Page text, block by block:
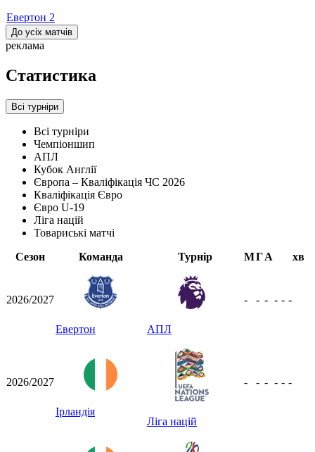
Евертон 2
До усіх матчів
реклама
Статистика
Всі турніри
Всі турніри
Чемпіоншип
АПЛ
Кубок Англії
Європа – Кваліфікація ЧС 2026
Кваліфікація Євро
Євро U-19
Ліга націй
Товариські матчі
Сезон
Команда Турнір МГА хв
2026/2027
Евертон АПЛ
- - - - - -
2026/2027
Ірландія
Ліга націй
- - - - - -